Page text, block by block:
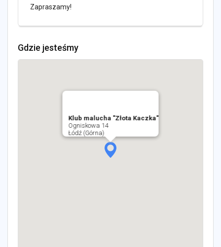
Zapraszamy!
Gdzie jesteśmy
Klub malucha "Złota Kaczka"
Ogniskowa 14
Łódź (Górna)